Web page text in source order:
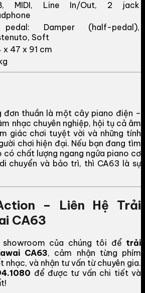
MIDI, Line In/Out, 2 jack
Damper (half-pedal),
Soft
x 47 x 91 cm
đơn thuần là một cây piano điện –
nhạc chuyên nghiệp, hội tụ cả âm
giác chơi tuyệt vời và những tính
chơi hiện đại. Nếu bạn đang tìm
có chất lượng ngang ngửa piano cơ
chuyển và bảo trì, thì CA63 là sự
– Liên Hệ Trải
CA63
của chúng tôi để trải
CA63, cảm nhận từng phím
nhạc, và nhận tư vấn từ chuyên gia.
để được tư vấn chi tiết và